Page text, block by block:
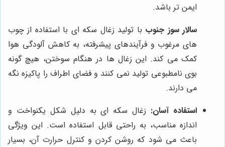
ایمن تر باشد.
سالار سوز جنوب با تولید زغال سکه ای با استفاده از چوب
های مرغوب و فرآیندهای پیشرفته، به کاهش آلودگی هوا
کمک می کند. این زغال ها در هنگام سوختن، هیچ گونه
بوی نامطبوعی تولید نمی کنند و فضای اطراف را پاکیزه نگه
می دارند.
استفاده آسان: زغال سکه ای به دلیل شکل یکنواخت و
اندازه مناسب، به راحتی قابل استفاده است. این ویژگی
باعث می شود که روشن کردن و کنترل حرارت آن، بسیار